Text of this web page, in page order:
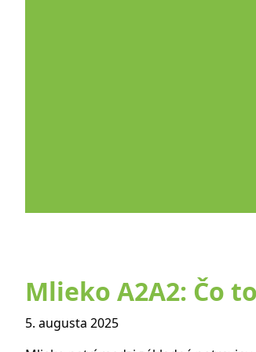
Mlieko A2A2: Čo
5. augusta 2025